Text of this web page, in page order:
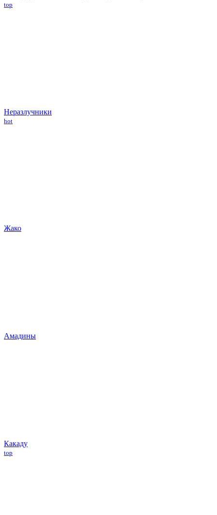
top
Неразлучники
hot
Жако
Амадины
Какаду
top